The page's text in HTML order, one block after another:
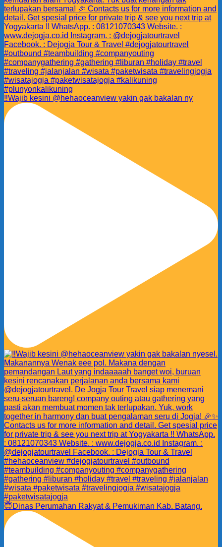
‼️Wajib kesini @hehaoceanview yakin gak bakalan ny
😇Dinas Perumahan Rakyat & Pemukiman Kab. Batang.